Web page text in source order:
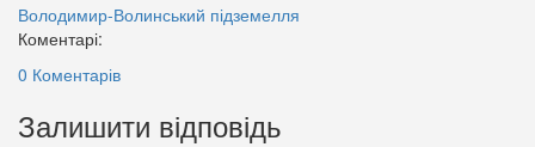
Володимир-Волинський підземелля
Коментарі:
0 Коментарів
Залишити відповідь